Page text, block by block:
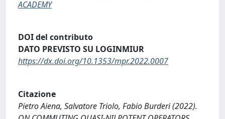
ACADEMY
DOI del contributo
DATO PREVISTO SU LOGINMIUR
https://dx.doi.org/10.1353/mpr.2022.0007
Citazione
Pietro Aiena, Salvatore Triolo, Fabio Burderi (2022).